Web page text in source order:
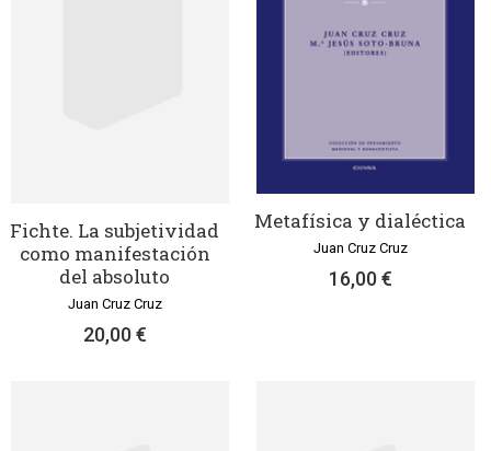
Fichte. La subjetividad
como manifestación
del absoluto
Juan Cruz Cruz
20,00 €
Metafísica y dialéctica
Juan Cruz Cruz
16,00 €